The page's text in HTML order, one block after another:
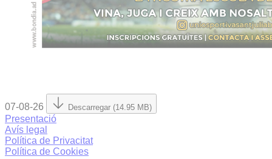
07-08-26 Descarregar (14.95 MB)
Presentació
Avís legal
Política de Privacitat
Política de Cookies